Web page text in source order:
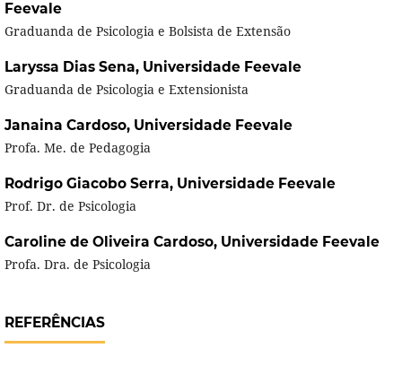
Feevale
Graduanda de Psicologia e Bolsista de Extensão
Laryssa Dias Sena, Universidade Feevale
Graduanda de Psicologia e Extensionista
Janaina Cardoso, Universidade Feevale
Profa. Me. de Pedagogia
Rodrigo Giacobo Serra, Universidade Feevale
Prof. Dr. de Psicologia
Caroline de Oliveira Cardoso, Universidade Feevale
Profa. Dra. de Psicologia
REFERÊNCIAS